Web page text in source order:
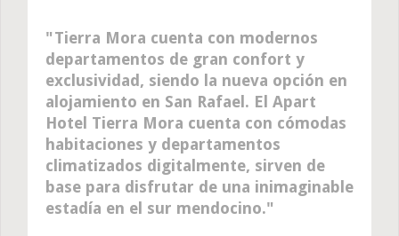
Tierra Mora cuenta con modernos
departamentos de gran confort y
exclusividad, siendo la nueva opción en
alojamiento en San Rafael. El Apart
Hotel Tierra Mora cuenta con cómodas
habitaciones y departamentos
climatizados digitalmente, sirven de
base para disfrutar de una inimaginable
estadía en el sur mendocino.